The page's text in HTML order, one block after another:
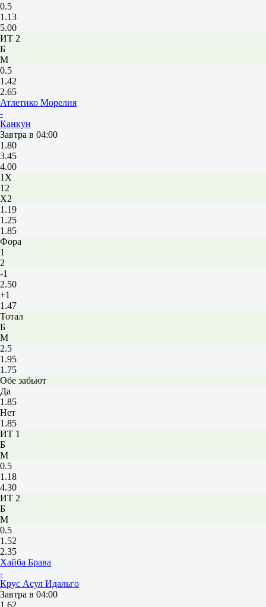
0.5
1.13
5.00
ИТ 2
Б
М
0.5
1.42
2.65
Атлетико Морелия
-
Канкун
Завтра в 04:00
1.80
3.45
4.00
1X
12
X2
1.19
1.25
1.85
Фора
1
2
-1
2.50
+1
1.47
Тотал
Б
М
2.5
1.95
1.75
Обе забьют
Да
1.85
Нет
1.85
ИТ 1
Б
М
0.5
1.18
4.30
ИТ 2
Б
М
0.5
1.52
2.35
Хайба Брава
-
Крус Асул Идальго
Завтра в 04:00
1.62